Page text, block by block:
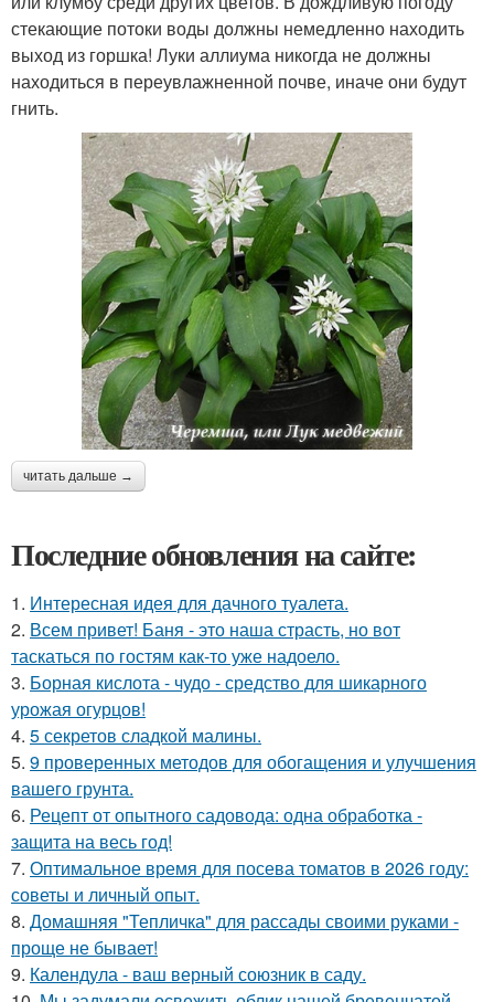
стекающие потоки воды должны немедленно находить
выход из горшка! Луки аллиума никогда не должны
находиться в переувлажненной почве, иначе они будут
гнить.
читать дальше →
Последние обновления на сайте:
1. Интересная идея для дачного туалета.
2. Всем привет! Баня - это наша страсть, но вот
таскаться по гостям как-то уже надоело.
3. Борная кислота - чудо - средство для шикарного
урожая огурцов!
4. 5 секретов сладкой малины.
5. 9 проверенных методов для обогащения и улучшения
вашего грунта.
6. Рецепт от опытного садовода: одна обработка -
защита на весь год!
7. Оптимальное время для посева томатов в 2026 году:
советы и личный опыт.
8. Домашняя "Тепличка" для рассады своими руками -
проще не бывает!
9. Календула - ваш верный союзник в саду.